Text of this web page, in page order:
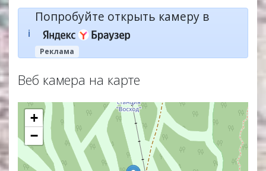
ℹ️
Попробуйте открыть камеру в
Реклама
Веб камера на карте
+
−